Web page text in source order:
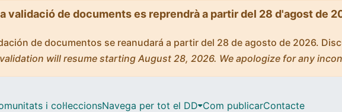
validació de documents es reprendrà a partir del 28 d'agost de
de documentos se reanudará a partir del 28 de agosto de 2026.
will resume starting August 28, 2026. We apologize for any
i col·leccionsNavega per tot el DD Com publicarContacte